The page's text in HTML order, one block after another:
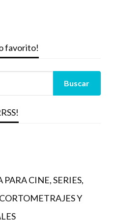
favorito!
CINE, SERIES,
Y